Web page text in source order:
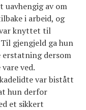
av om
i arbeid, og
knyttet til
gjengjeld ga hun
erstatning dersom
ved.
var bistått
hun derfor
et sikkert